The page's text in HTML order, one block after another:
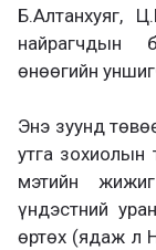
Б.Алтанхуяг,
найрагчдын
өнөөгийн
Энэ зуунд
утга зохиолын
мэтийн
үндэстний
өртөх (ядаж л